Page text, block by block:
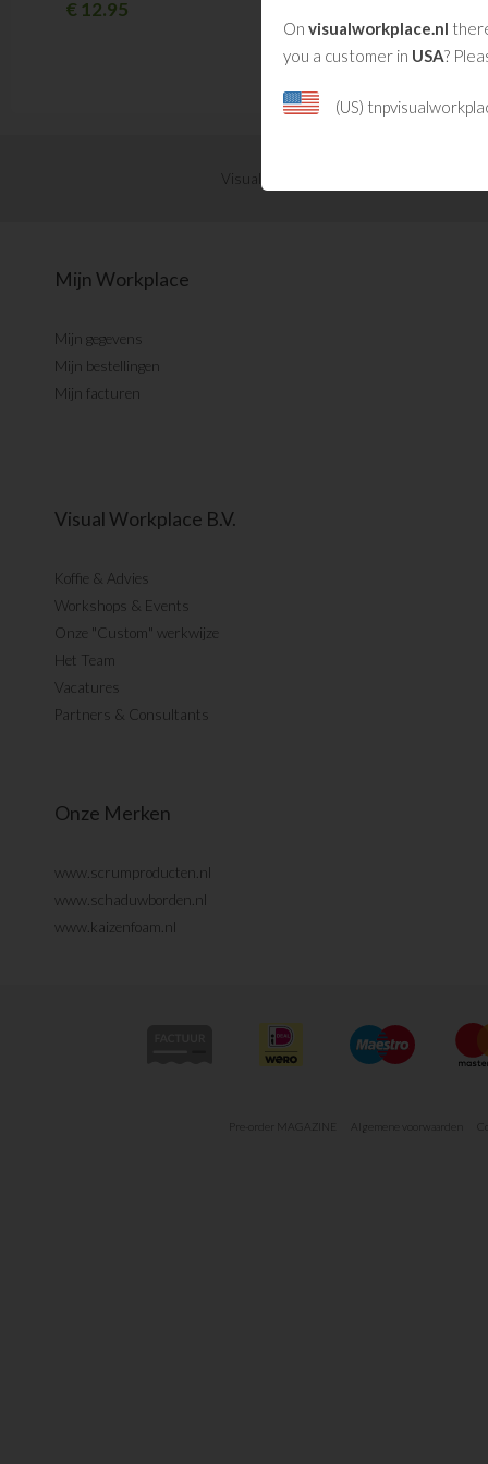
€12.95
€7.95
Visual Management updates ontvangen?
Mijn Workplace
Mijn gegevens
Mijn bestellingen
Mijn facturen
Visual Workplace B.V.
Koffie & Advies
Workshops & Events
Onze "Custom" werkwijze
Het Team
Vacatures
Partners & Consultants
Onze Merken
www.scrumproducten.nl
www.schaduwborden.nl
www.kaizenfoam.nl
Pre-order MAGAZINE Algemene voorwaarden
On visualworkplace.nl
you a customer in USA?
(US)